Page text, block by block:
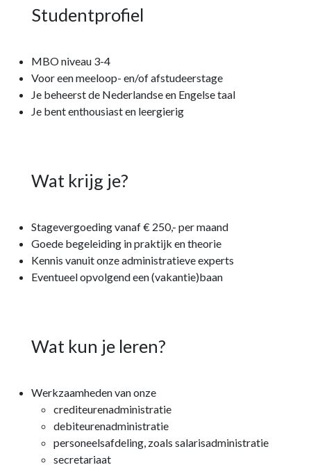
Studentprofiel
MBO niveau 3-4
Voor een meeloop- en/of afstudeerstage
Je beheerst de Nederlandse en Engelse taal
Je bent enthousiast en leergierig
Wat krijg je?
Stagevergoeding vanaf € 250,- per maand
Goede begeleiding in praktijk en theorie
Kennis vanuit onze administratieve experts
Eventueel opvolgend een (vakantie)baan
Wat kun je leren?
Werkzaamheden van onze
crediteurenadministratie
debiteurenadministratie
personeelsafdeling, zoals salarisadministratie
secretariaat